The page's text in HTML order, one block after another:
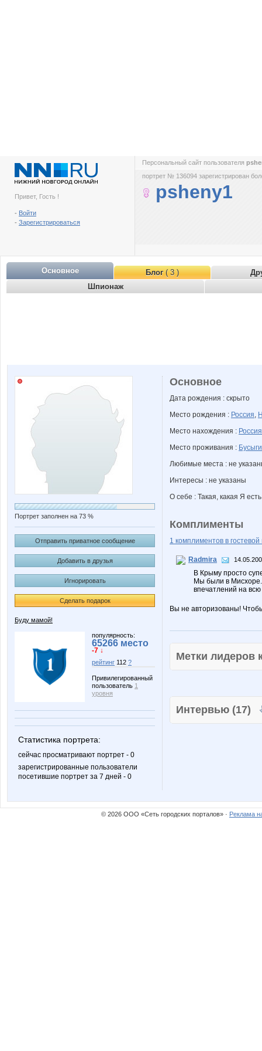
Привет, Гость !
- Войти
- Зарегистрироваться
Персональный сайт пользователя
портрет № 136094 зарегистрирован
psheny1
Основное Блог( 3 )
Шпионаж
Портрет заполнен на 73 %
Отправить приватное сообщение
Добавить в друзья
Игнорировать
Сделать подарок
Буду мамой!
популярность:
65266 место
-7 ↓
рейтинг 112 ?
Привилегированный
пользователь 1
уровня
Статистика портрета:
сейчас просматривают портрет - 0
зарегистрированные пользователи
посетившие портрет за 7 дней - 0
Основное
Дата рождения : скрыто
Место рождения : Россия,
Место нахождения : Россия
Место проживания :
Любимые места : не
Интересы : не указаны
О себе : Такая, какая Я
Комплименты
1 комплиментов в гостевой
Radmira
В Крыму просто
Мы были в
впечатлений на
Вы не авторизованы!
Метки
Интервью (17)
© 2026 ООО «Сеть городских порталов» · Реклама